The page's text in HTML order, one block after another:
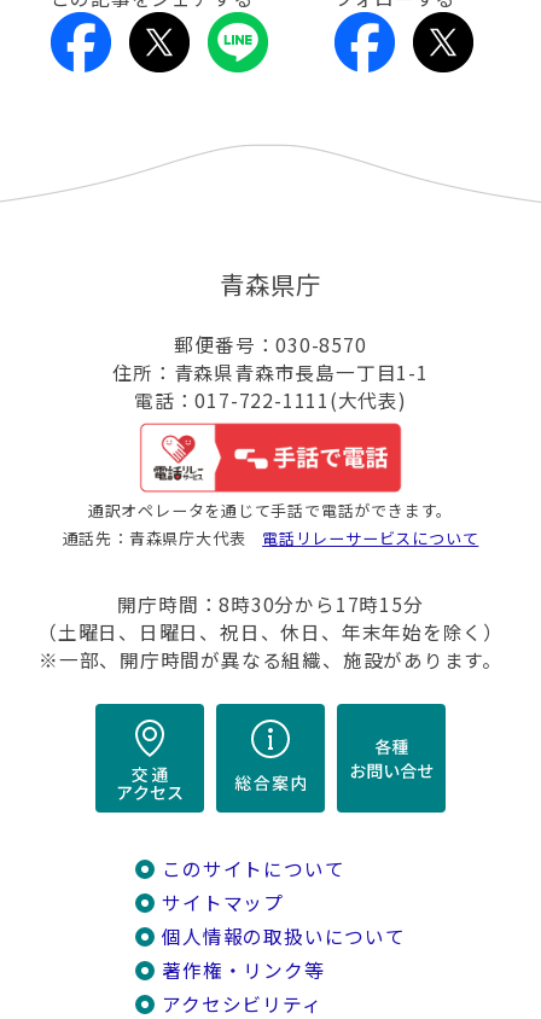
青森県庁
郵便番号：030-8570
住所：青森県青森市長島一丁目1-1
電話：017-722-1111(大代表)
通訳オペレータを通じて手話で電話ができます。
通話先：青森県庁大代表 電話リレーサービスについて
開庁時間：8時30分から17時15分
（土曜日、日曜日、祝日、休日、年末年始を除く）
※一部、開庁時間が異なる組織、施設があります。
このサイトについて
サイトマップ
個人情報の取扱いについて
著作権・リンク等
アクセシビリティ